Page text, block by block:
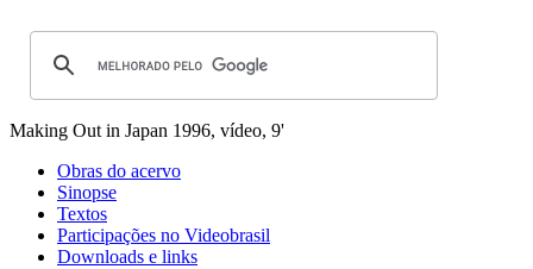
Making Out in Japan 1996, vídeo, 9'
Obras do acervo
Sinopse
Textos
Participações no Videobrasil
Downloads e links